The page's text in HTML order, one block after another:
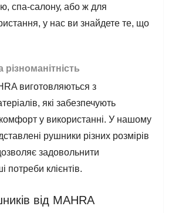
спа-салону, або ж для
у нас ви знайдете те, що
різноманітність
виготовляються з
які забезпечують
комфорт у використанні. У нашому
рушники різних розмірів
задовольнити
потреби клієнтів.
від MAHRA